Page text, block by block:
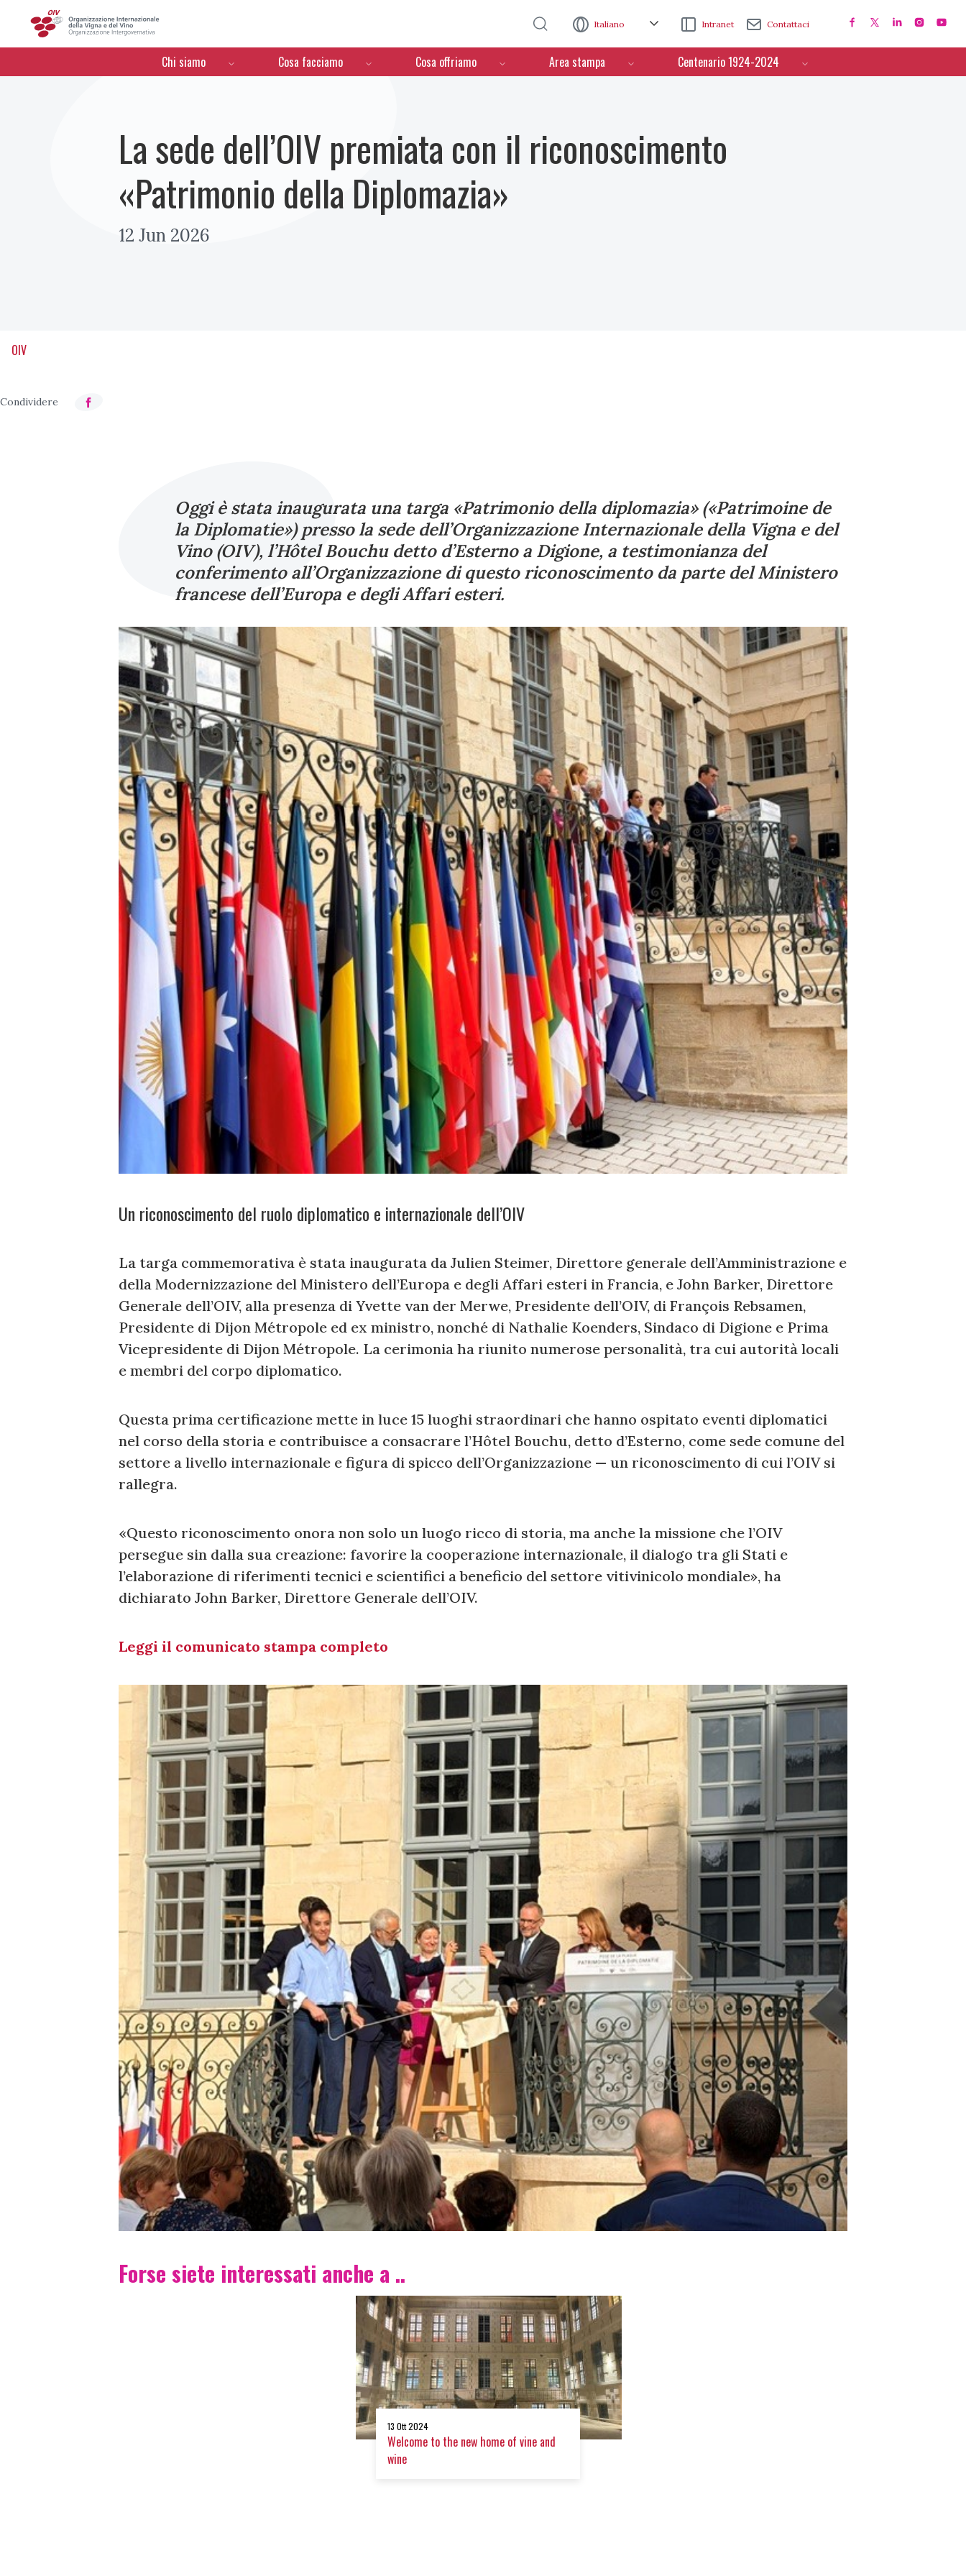
Italiano Intranet Contattaci
Menú de navegación
Chi siamo Cosa facciamo Cosa offriamo Area stampa Centenario 1924-2024
La sede dell’OIV premiata con il riconoscimento
«Patrimonio della Diplomazia»
12 Jun 2026
OIV
Oggi è stata inaugurata una targa «Patrimonio della diplomazia» («Patrimoine de
la Diplomatie») presso la sede dell’Organizzazione Internazionale della Vigna e del
Vino (OIV), l’Hôtel Bouchu detto d’Esterno a Digione, a testimonianza del
conferimento all’Organizzazione di questo riconoscimento da parte del Ministero
francese dell’Europa e degli Affari esteri.
Un riconoscimento del ruolo diplomatico e internazionale dell’OIV
La targa commemorativa è stata inaugurata da Julien Steimer, Direttore generale dell’Amministrazione e
della Modernizzazione del Ministero dell’Europa e degli Affari esteri in Francia, e John Barker, Direttore
Generale dell’OIV, alla presenza di Yvette van der Merwe, Presidente dell’OIV, di François Rebsamen,
Presidente di Dijon Métropole ed ex ministro, nonché di Nathalie Koenders, Sindaco di Digione e Prima
Vicepresidente di Dijon Métropole. La cerimonia ha riunito numerose personalità, tra cui autorità locali
e membri del corpo diplomatico.
Questa prima certificazione mette in luce 15 luoghi straordinari che hanno ospitato eventi diplomatici
nel corso della storia e contribuisce a consacrare l’Hôtel Bouchu, detto d’Esterno, come sede comune del
settore a livello internazionale e figura di spicco dell’Organizzazione — un riconoscimento di cui l’OIV si
rallegra.
«Questo riconoscimento onora non solo un luogo ricco di storia, ma anche la missione che l’OIV
persegue sin dalla sua creazione: favorire la cooperazione internazionale, il dialogo tra gli Stati e
l’elaborazione di riferimenti tecnici e scientifici a beneficio del settore vitivinicolo mondiale», ha
dichiarato John Barker, Direttore Generale dell’OIV.
Leggi il comunicato stampa completo
Forse siete interessati anche a ..
13 Ott 2024
Welcome to the new home of vine and
wine